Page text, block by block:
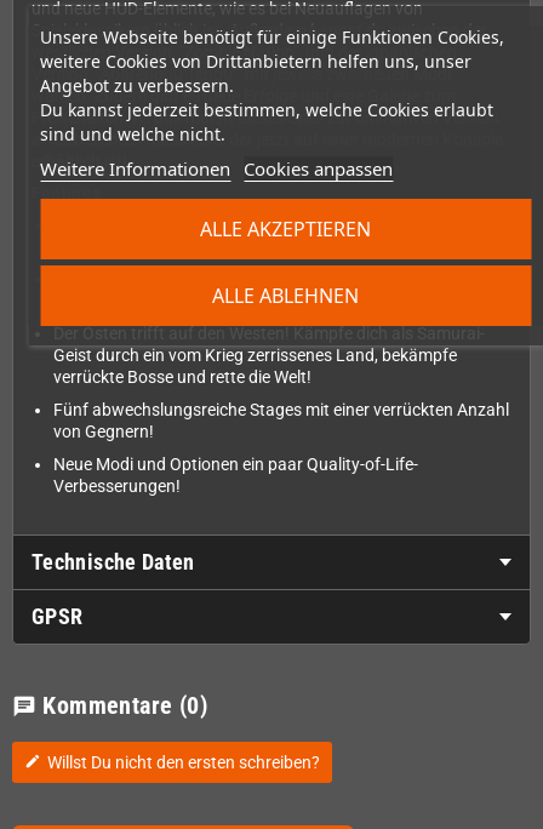
Unsere Webseite benötigt für einige Funktionen Cookies,
weitere Cookies von Drittanbietern helfen uns, unser
Angebot zu verbessern.
Du kannst jederzeit bestimmen, welche Cookies erlaubt
sind und welche nicht.
Weitere Informationen Cookies anpassen
ALLE ABLEHNEN
ALLE AKZEPTIEREN
und neue HUD-Elemente, wie es bei Neuauflagen von
Spieleklassikern üblich ist. Außerdem kannst du zwischen der
westlichen Version, "Zombie Nation", und der japanischen
Version, "Abarenbou Tengu", mit jeweils zwei neuen Modi
wählen. Zudem gibt es neue Erfolge und eine Galerie zum
Freischalten. All das macht dieses Spiel zur ultimativen Version
eines beliebten Klassikers, der jetzt auf einer modernen Konsole
erhältlich ist!
Das kultige SHMUP erscheint zum ersten Mal auf einer
Mal auch die japanische Originalversion!
Geist durch ein vom Krieg zerrissenes Land, bekämpfe
verrückte Bosse und rette die Welt!
Fünf abwechslungsreiche Stages mit einer verrückten Anzahl
von Gegnern!
Neue Modi und Optionen ein paar Quality-of-Life-
Verbesserungen!
Technische Daten
GPSR
chat Kommentare (0)
edit Willst Du nicht den ersten schreiben?